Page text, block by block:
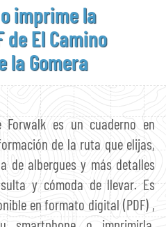
imprime la
de El Camino
la Gomera
es un cuaderno en
de la ruta que elijas,
de albergues y más detalles
y cómoda de llevar. Es
en formato digital (PDF) ,